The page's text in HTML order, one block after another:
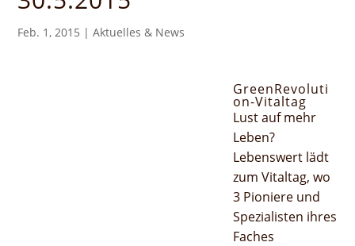
Feb. 1, 2015 |Aktuelles & News
GreenRevoluti
on-Vitaltag
Lust auf mehr
Leben?
Lebenswert lädt
zum Vitaltag, wo
3 Pioniere und
Spezialisten ihres
Faches